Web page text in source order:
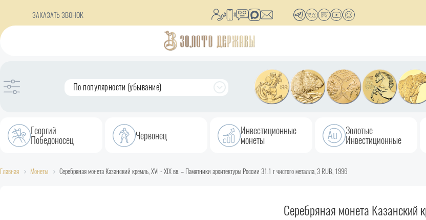
ЗАКАЗАТЬ ЗВОНОК
По популярности (убывание)
Георгий
Победоносец Червонец Инвестиционные
монеты
Золотые
Инвестиционные
Главная Монеты Серебряная монета Казанский кремль, XVI - XIX вв. – Памятники архитектуры России 31.1 г чистого металла, 3 RUB, 1996
Серебряная монета Казанский